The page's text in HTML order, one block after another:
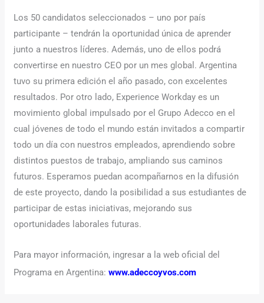
Los 50 candidatos seleccionados – uno por país
participante – tendrán la oportunidad única de aprender
junto a nuestros líderes. Además, uno de ellos podrá
convertirse en nuestro CEO por un mes global. Argentina
tuvo su primera edición el año pasado, con excelentes
resultados. Por otro lado, Experience Workday es un
movimiento global impulsado por el Grupo Adecco en el
cual jóvenes de todo el mundo están invitados a compartir
todo un día con nuestros empleados, aprendiendo sobre
distintos puestos de trabajo, ampliando sus caminos
futuros. Esperamos puedan acompañarnos en la difusión
de este proyecto, dando la posibilidad a sus estudiantes de
participar de estas iniciativas, mejorando sus
oportunidades laborales futuras.
Para mayor información, ingresar a la web oficial del
Programa en Argentina:www.adeccoyvos.com